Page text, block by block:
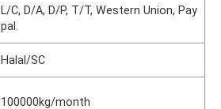
L/C, D/A, D/P, T/T, Western Union, Pay
pal.
Halal/SC
100000kg/month